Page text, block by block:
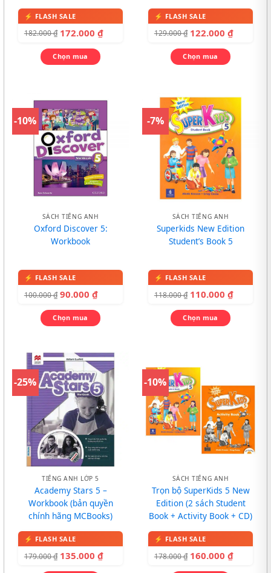
182.000₫ 172.000 ₫
Chọn mua
129.000₫ 122.000 ₫
Chọn mua
-10%
SÁCH TIẾNG ANH
Oxford Discover 5:
Workbook
100.000₫ 90.000 ₫
Chọn mua
-7%
SÁCH TIẾNG ANH
Superkids New Edition
Student’s Book 5
118.000₫ 110.000 ₫
Chọn mua
-25%
TIẾNG ANH LỚP 5
Academy Stars 5 –
Workbook (bản quyền
chính hãng MCBooks)
179.000₫ 135.000 ₫
-10%
SÁCH TIẾNG ANH
Trọn bộ SuperKids 5 New
Edition (2 sách Student
Book + Activity Book + CD)
178.000₫ 160.000 ₫